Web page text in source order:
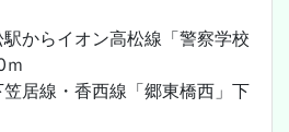
からイオン高松線「警察学校
ｍ
居線・香西線「郷東橋西」下